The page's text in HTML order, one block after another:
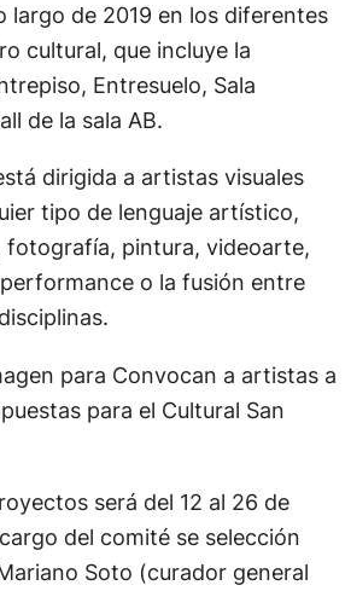
largo de 2019 en los diferentes
cultural, que incluye la
Entresuelo, Sala
de la sala AB.
dirigida a artistas visuales
tipo de lenguaje artístico,
fotografía, pintura, videoarte,
o la fusión entre
será del 12 al 26 de
del comité se selección
Soto (curador general